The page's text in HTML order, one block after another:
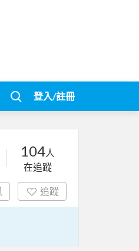
登入/註冊
104人
在追蹤
追蹤